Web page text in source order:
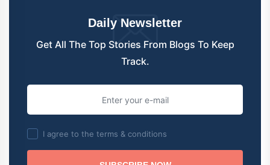
Daily Newsletter
Get All The Top Stories From Blogs To Keep
Track.
I agree to the terms & conditions